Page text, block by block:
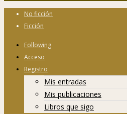
No ficción
Ficción
Following
Acceso
Registro
Mis entradas
Mis publicaciones
Libros que sigo